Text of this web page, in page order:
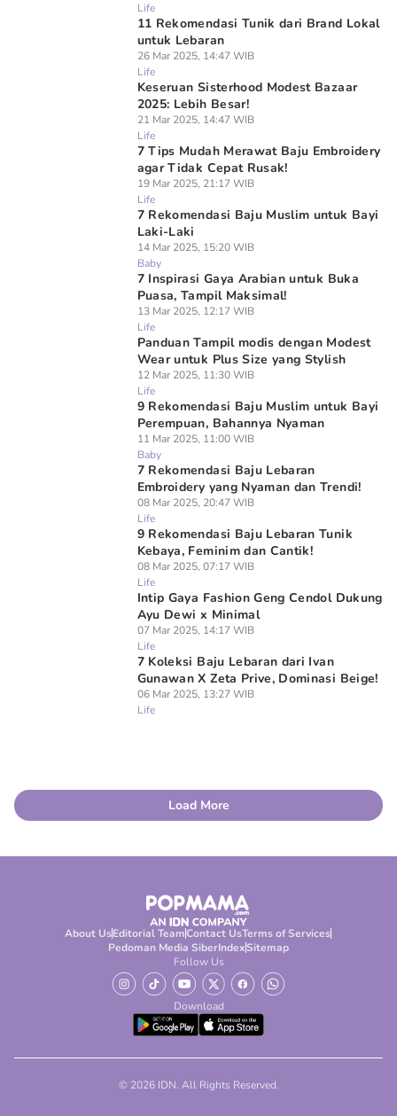
Life
11 Rekomendasi Tunik dari Brand Lokal
untuk Lebaran
26 Mar 2025, 14:47 WIB
Life
Keseruan Sisterhood Modest Bazaar
2025: Lebih Besar!
21 Mar 2025, 14:47 WIB
Life
7 Tips Mudah Merawat Baju Embroidery
agar Tidak Cepat Rusak!
19 Mar 2025, 21:17 WIB
Life
7 Rekomendasi Baju Muslim untuk Bayi
Laki-Laki
14 Mar 2025, 15:20 WIB
Baby
7 Inspirasi Gaya Arabian untuk Buka
Puasa, Tampil Maksimal!
13 Mar 2025, 12:17 WIB
Life
Panduan Tampil modis dengan Modest
Wear untuk Plus Size yang Stylish
12 Mar 2025, 11:30 WIB
Life
9 Rekomendasi Baju Muslim untuk Bayi
Perempuan, Bahannya Nyaman
11 Mar 2025, 11:00 WIB
Baby
7 Rekomendasi Baju Lebaran
Embroidery yang Nyaman dan Trendi!
08 Mar 2025, 20:47 WIB
Life
9 Rekomendasi Baju Lebaran Tunik
Kebaya, Feminim dan Cantik!
08 Mar 2025, 07:17 WIB
Life
Intip Gaya Fashion Geng Cendol Dukung
Ayu Dewi x Minimal
07 Mar 2025, 14:17 WIB
Life
7 Koleksi Baju Lebaran dari Ivan
Gunawan X Zeta Prive, Dominasi Beige!
06 Mar 2025, 13:27 WIB
Life
Load More
About UsEditorial TeamContact UsTerms of Services
Pedoman Media SiberIndexSitemap
Follow Us
Download
© 2026 IDN. All Rights Reserved.